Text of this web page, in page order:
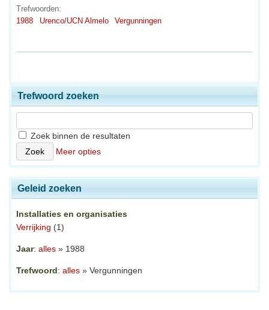
Trefwoorden:
1988
Urenco/UCN Almelo Vergunningen
Trefwoord zoeken
Zoek binnen de resultaten
Meer opties
Geleid zoeken
Installaties en organisaties
Verrijking (1)
Jaar: alles » 1988
Trefwoord: alles » Vergunningen